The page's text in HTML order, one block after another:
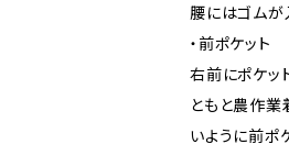
腰にはゴムが
・前ポケット
右前にポケッ
ともと農作業
いように前ポ